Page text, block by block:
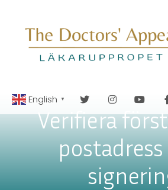
English ▼
Verifiera